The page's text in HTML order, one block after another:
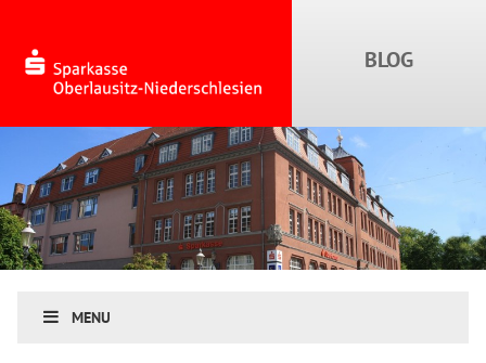
MENU